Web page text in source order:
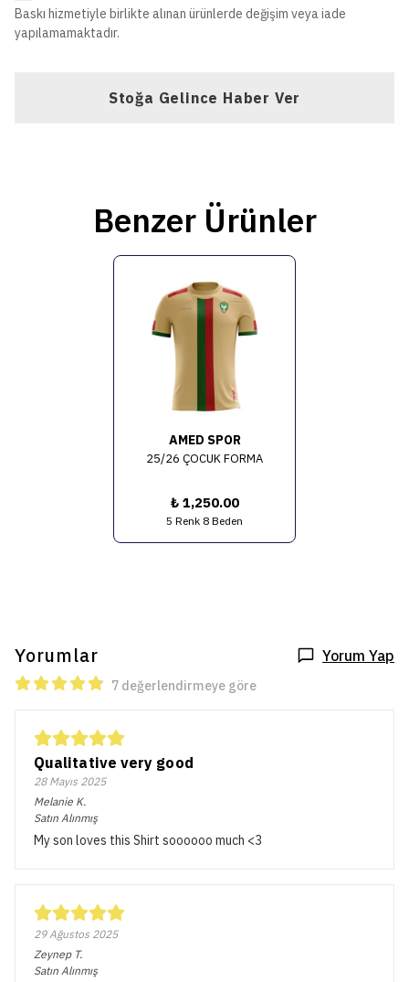
Baskı hizmetiyle birlikte alınan ürünlerde değişim veya iade
yapılamamaktadır.
Stoğa Gelince Haber Ver
Benzer Ürünler
AMED SPOR
25/26 ÇOCUK FORMA
₺ 1,250.00
5 Renk 8 Beden
Yorumlar Yorum Yap
7 değerlendirmeye göre
Qualitative very good
28 Mayıs 2025
Melanie K.
Satın Alınmış
My son loves this Shirt soooooo much <3
29 Ağustos 2025
Zeynep T.
Satın Alınmış